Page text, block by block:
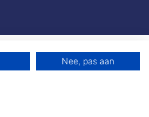
Nee, pas aan